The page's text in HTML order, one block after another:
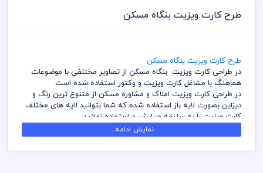
طرح کارت ویزیت بنگاه مسکن
طرح کارت ویزیت بنگاه مسکن
در طراحی کارت ویزیت بنگاه مسکن از تصاویر مختلفی با موضوعات
هماهنگ با مشاغل کارت ویزیت و وکتور استفاده شده است
در طراحی کارت ویزیت املاک و مشاوره مسکن از متنوع ترین رنگ و
دیزاین بصورت لایه باز استفاده شده که شما بتوانید لایه های مختلف
کارت ویزیت را به سلیقه ویرایش و استفاده نمائید
در طراحی کارت ویزیت میهن پی اس دی از تصاویر و وکتورهای
باکیفیت استفاده شده است برای استفاده و چاپ رعایت نکات زیر
الزامی می باشد
نمایش ادامه...